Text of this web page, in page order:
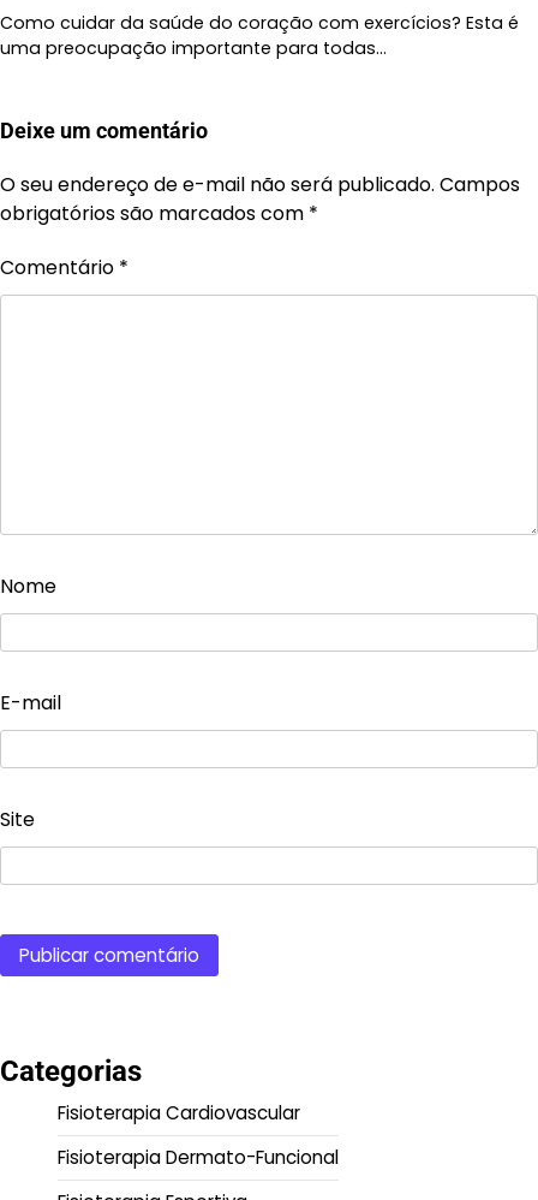
Como cuidar da saúde do coração com exercícios? Esta é
uma preocupação importante para todas…
Deixe um comentário
O seu endereço de e-mail não será publicado. Campos
obrigatórios são marcados com *
Comentário *
Nome
E-mail
Site
Categorias
Fisioterapia Cardiovascular
Fisioterapia Dermato-Funcional